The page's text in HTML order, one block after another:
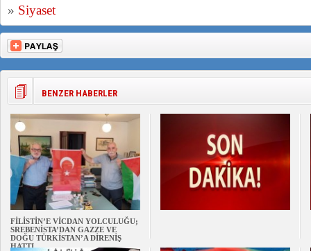
» Siyaset
BENZER HABERLER
FİLİSTİN’E VİCDAN YOLCULUĞU;
SREBENİSTA’DAN GAZZE VE
DOĞU TÜRKİSTAN’A DİRENİŞ
HATTI